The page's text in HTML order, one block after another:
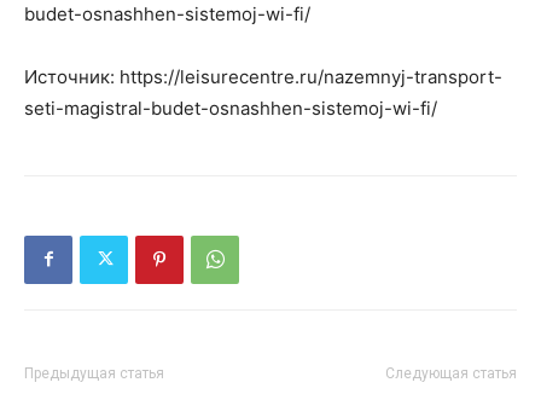
budet-osnashhen-sistemoj-wi-fi/
Источник: https://leisurecentre.ru/nazemnyj-transport-
seti-magistral-budet-osnashhen-sistemoj-wi-fi/
Предыдущая статья Следующая статья